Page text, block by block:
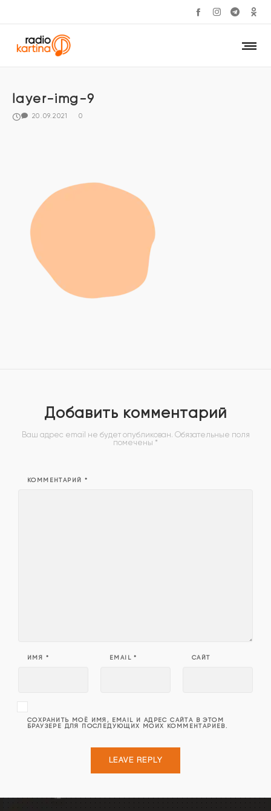
layer-img-9
20.09.2021 0
Добавить комментарий
Ваш адрес email не будет опубликован. Обязательные поля
помечены *
КОММЕНТАРИЙ *
ИМЯ * EMAIL* САЙТ
СОХРАНИТЬ МОЁ ИМЯ, EMAIL И АДРЕС САЙТА В ЭТОМ
БРАУЗЕРЕ ДЛЯ ПОСЛЕДУЮЩИХ МОИХ КОММЕНТАРИЕВ.